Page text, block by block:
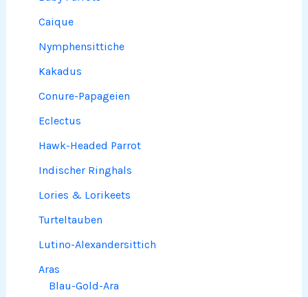
Caique
Nymphensittiche
Kakadus
Conure-Papageien
Eclectus
Hawk-Headed Parrot
Indischer Ringhals
Lories & Lorikeets
Turteltauben
Lutino-Alexandersittich
Aras
Blau-Gold-Ara